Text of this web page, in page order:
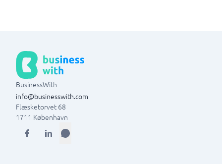
BusinessWith
info@businesswith.com
Flæsketorvet 68
1711 København